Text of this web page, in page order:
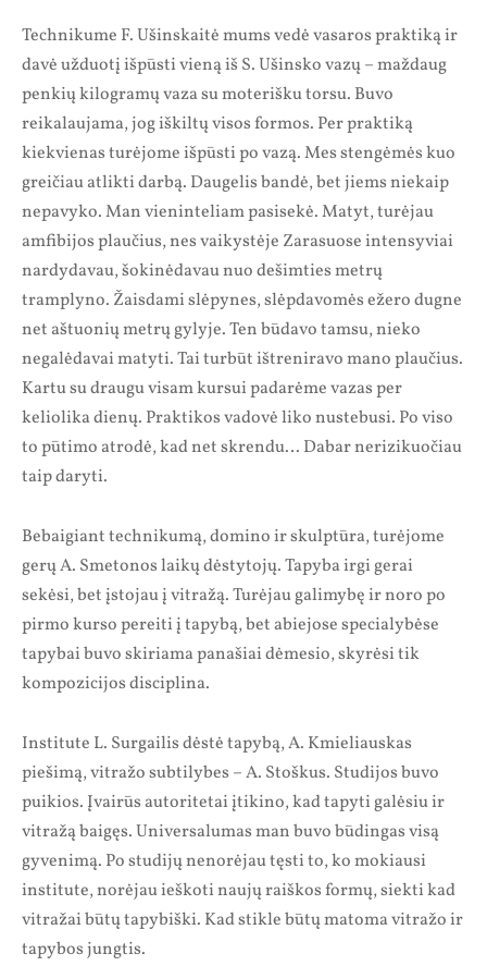
Technikume F. Ušinskaitė mums vedė vasaros praktiką ir
davė užduotį išpūsti vieną iš S. Ušinsko vazų – maždaug
penkių kilogramų vaza su moterišku torsu. Buvo
reikalaujama, jog iškiltų visos formos. Per praktiką
kiekvienas turėjome išpūsti po vazą. Mes stengėmės kuo
greičiau atlikti darbą. Daugelis bandė, bet jiems niekaip
nepavyko. Man vieninteliam pasisekė. Matyt, turėjau
amfibijos plaučius, nes vaikystėje Zarasuose intensyviai
nardydavau, šokinėdavau nuo dešimties metrų
tramplyno. Žaisdami slėpynes, slėpdavomės ežero dugne
net aštuonių metrų gylyje. Ten būdavo tamsu, nieko
negalėdavai matyti. Tai turbūt ištreniravo mano plaučius.
Kartu su draugu visam kursui padarėme vazas per
keliolika dienų. Praktikos vadovė liko nustebusi. Po viso
to pūtimo atrodė, kad net skrendu… Dabar nerizikuočiau
taip daryti.
Bebaigiant technikumą, domino ir skulptūra, turėjome
gerų A. Smetonos laikų dėstytojų. Tapyba irgi gerai
sekėsi, bet įstojau į vitražą. Turėjau galimybę ir noro po
pirmo kurso pereiti į tapybą, bet abiejose specialybėse
tapybai buvo skiriama panašiai dėmesio, skyrėsi tik
kompozicijos disciplina.
Institute L. Surgailis dėstė tapybą, A. Kmieliauskas
piešimą, vitražo subtilybes – A. Stoškus. Studijos buvo
puikios. Įvairūs autoritetai įtikino, kad tapyti galėsiu ir
vitražą baigęs. Universalumas man buvo būdingas visą
gyvenimą. Po studijų nenorėjau tęsti to, ko mokiausi
institute, norėjau ieškoti naujų raiškos formų, siekti kad
vitražai būtų tapybiški. Kad stikle būtų matoma vitražo ir
tapybos jungtis.